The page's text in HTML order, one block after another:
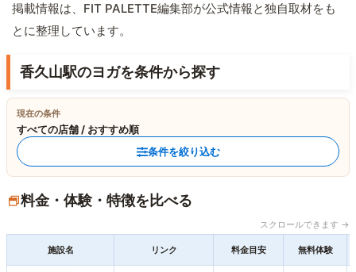
掲載情報は、FIT PALETTE編集部が公式情報と独自取材をも
とに整理しています。
香久山駅のヨガを条件から探す
現在の条件
すべての店舗 / おすすめ順
条件を絞り込む
料金・体験・特徴を比べる
スクロールできます →
施設名 リンク 料金目安 無料体験